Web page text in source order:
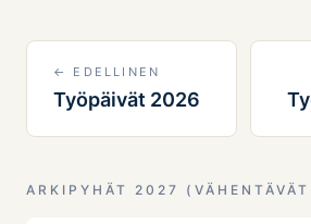
← EDELLINEN
Työpäivät 2026
ARKIPYHÄT 2027